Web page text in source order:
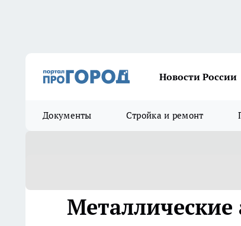
Новости России
Документы Стройка и ремонт